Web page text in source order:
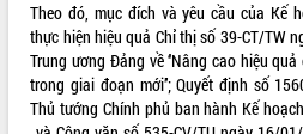
Theo đó, mục đích và yêu cầu của Kế
thực hiện hiệu quả Chỉ thị số 39-CT/TW
Trung ương Đảng về ‘‘Nâng cao hiệu
trong giai đoạn mới’’; Quyết định số
Thủ tướng Chính phủ ban hành Kế